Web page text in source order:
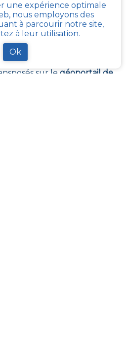
dans la mairie de
des services de
de communes
de maintenir à jour les
PLUI ou du PLUI que sont :
et annexes. Pour certains
sur le géoportail de
une expérience optimale
nous employons des
à parcourir notre site,
à leur utilisation.
Ok